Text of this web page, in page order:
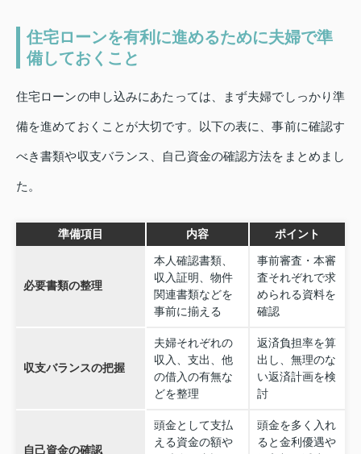
住宅ローンを有利に進めるために夫婦で準
備しておくこと
住宅ローンの申し込みにあたっては、まず夫婦でしっかり準
備を進めておくことが大切です。以下の表に、事前に確認す
べき書類や収支バランス、自己資金の確認方法をまとめまし
た。
準備項目 内容 ポイント
必要書類の整理
本人確認書類、
収入証明、物件
関連書類などを
事前に揃える
事前審査・本審
査それぞれで求
められる資料を
確認
収支バランスの把握
夫婦それぞれの
収入、支出、他
の借入の有無な
どを整理
返済負担率を算
出し、無理のな
い返済計画を検
討
自己資金の確認
頭金として支払
える資金の額や
頭金を多く入れ
ると金利優遇や